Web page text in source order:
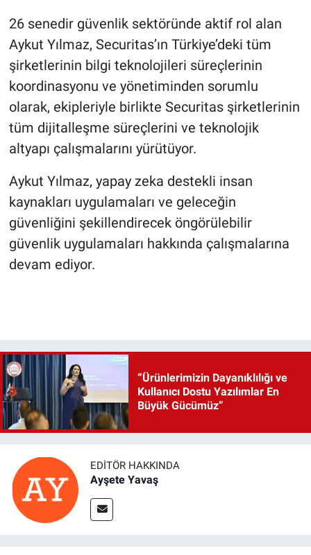
26 senedir güvenlik sektöründe aktif rol alan
Aykut Yılmaz, Securitas’ın Türkiye’deki tüm
şirketlerinin bilgi teknolojileri süreçlerinin
koordinasyonu ve yönetiminden sorumlu
olarak, ekipleriyle birlikte Securitas şirketlerinin
tüm dijitalleşme süreçlerini ve teknolojik
altyapı çalışmalarını yürütüyor.
Aykut Yılmaz, yapay zeka destekli insan
kaynakları uygulamaları ve geleceğin
güvenliğini şekillendirecek öngörülebilir
güvenlik uygulamaları hakkında çalışmalarına
devam ediyor.
“Ürünlerimizin Dayanıklılığı ve
Kullanıcı Dostu Yazılımlar En
Büyük Gücümüz”
EDITÖR HAKKINDA
Ayşete Yavaş